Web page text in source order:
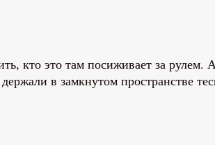
кто это там посиживает за рулем.
в замкнутом пространстве